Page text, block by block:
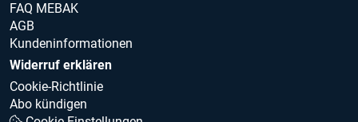
FAQ MEBAK
AGB
Kundeninformationen
Widerruf erklären
Cookie-Richtlinie
Abo kündigen